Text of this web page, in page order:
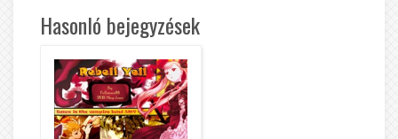
Hasonló bejegyzések